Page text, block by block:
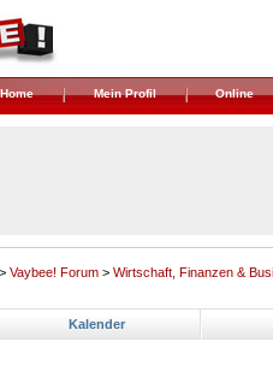
Home Mein Profil Online
> Vaybee! Forum > Wirtschaft, Finanzen &
Kalender